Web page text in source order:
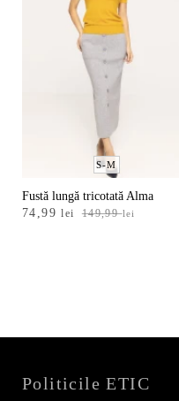
S-M
Fustă lungă tricotată Alma
149,99lei
Prețul
74,99lei
Prețul
Politicile ETIC